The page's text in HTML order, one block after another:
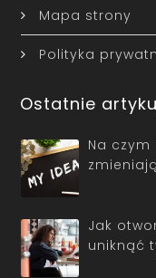
Mapa strony
Polityka
Ostatnie
Na czym
Jak
uniknąć